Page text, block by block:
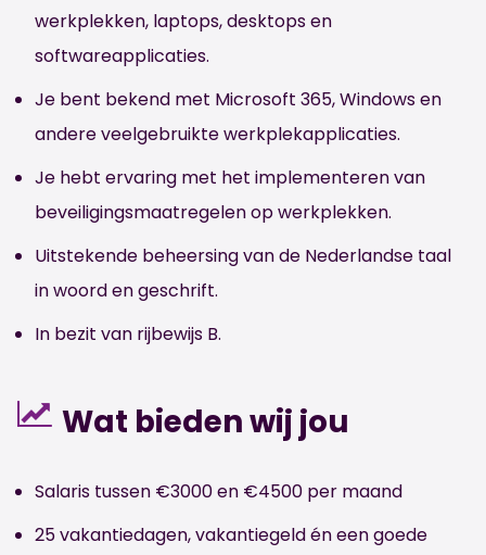
werkplekken, laptops, desktops en
softwareapplicaties.
Je bent bekend met Microsoft 365, Windows en
andere veelgebruikte werkplekapplicaties.
Je hebt ervaring met het implementeren van
beveiligingsmaatregelen op werkplekken.
Uitstekende beheersing van de Nederlandse taal
in woord en geschrift.
In bezit van rijbewijs B.
Wat bieden wij jou
Salaris tussen €3000 en €4500 per maand
25 vakantiedagen, vakantiegeld én een goede